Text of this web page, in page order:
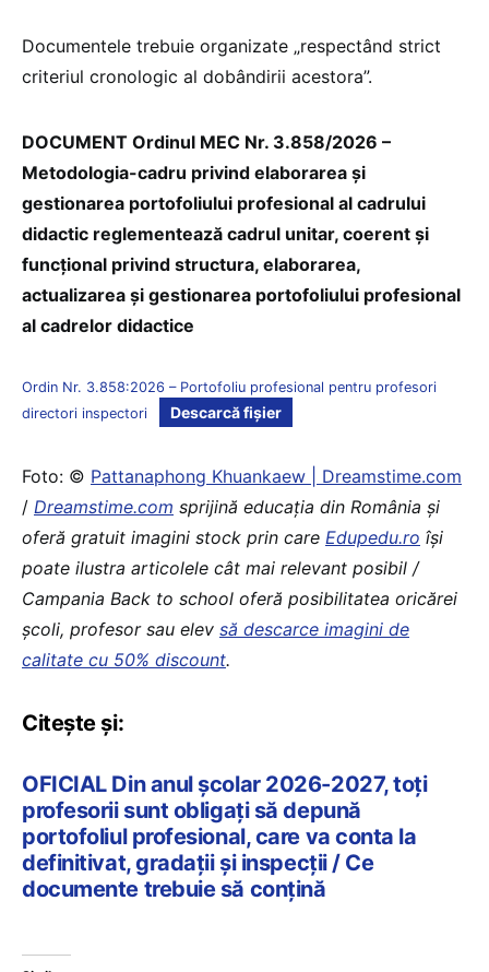
Documentele trebuie organizate „respectând strict
criteriul cronologic al dobândirii acestora”.
DOCUMENT Ordinul MEC Nr. 3.858/2026 –
Metodologia-cadru privind elaborarea și
gestionarea portofoliului profesional al cadrului
didactic reglementează cadrul unitar, coerent și
funcțional privind structura, elaborarea,
actualizarea și gestionarea portofoliului profesional
al cadrelor didactice
Ordin Nr. 3.858:2026 – Portofoliu profesional pentru profesori
directori inspectori
Descarcă fișier
Foto: © Pattanaphong Khuankaew | Dreamstime.com
/ Dreamstime.com sprijină educaţia din România şi
oferă gratuit imagini stock prin care Edupedu.ro îşi
poate ilustra articolele cât mai relevant posibil /
Campania Back to school oferă posibilitatea oricărei
școli, profesor sau elev să descarce imagini de
calitate cu 50% discount.
Citește și:
OFICIAL Din anul școlar 2026-2027, toți
profesorii sunt obligați să depună
portofoliul profesional, care va conta la
definitivat, gradații și inspecții / Ce
documente trebuie să conțină